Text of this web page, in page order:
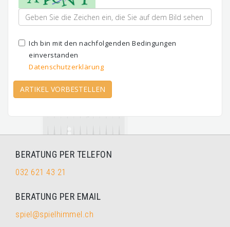
Ich bin mit den nachfolgenden Bedingungen
einverstanden
Datenschutzerklärung
ARTIKEL VORBESTELLEN
BERATUNG PER TELEFON
032 621 43 21
BERATUNG PER EMAIL
spiel@spielhimmel.ch